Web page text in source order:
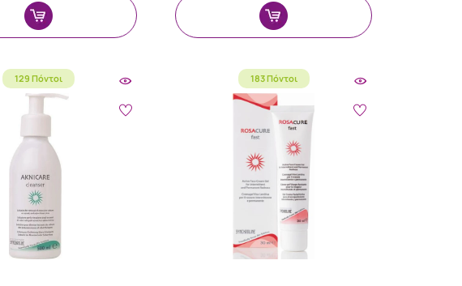
129 Πόντοι 183 Πόντοι